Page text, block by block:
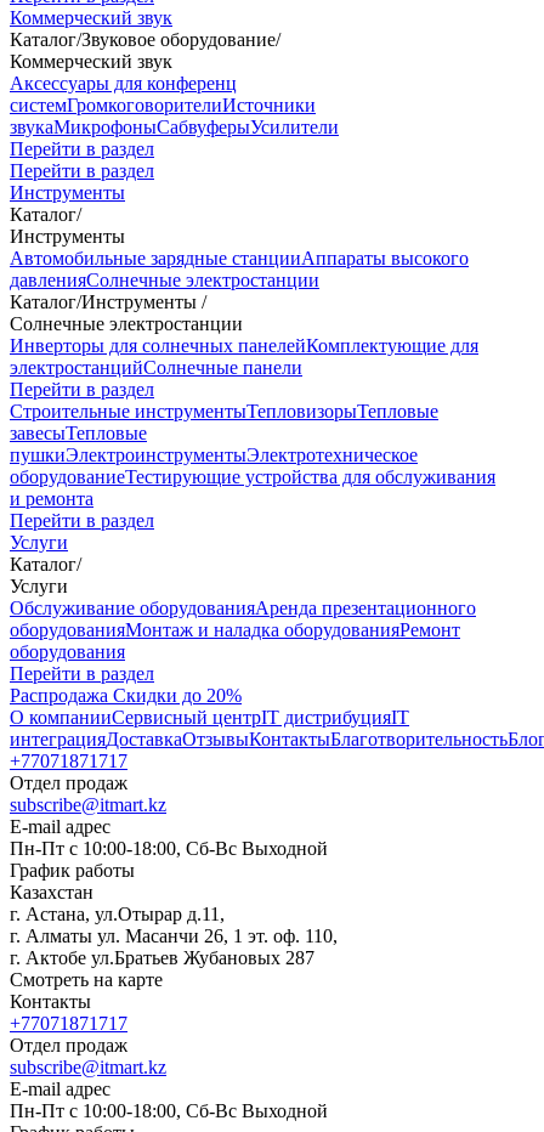
Коммерческий звук
Каталог/Звуковое оборудование/
Коммерческий звук
Аксессуары для конференц
системГромкоговорителиИсточники
звукаМикрофоныСабвуферыУсилители
Перейти в раздел
Перейти в раздел
Инструменты
Каталог/
Инструменты
Автомобильные зарядные станцииАппараты высокого
давленияСолнечные электростанции
Каталог/Инструменты /
Солнечные электростанции
Инверторы для солнечных панелейКомплектующие для
электростанцийСолнечные панели
Перейти в раздел
Строительные инструментыТепловизорыТепловые
завесыТепловые
пушкиЭлектроинструментыЭлектротехническое
оборудованиеТестирующие устройства для обслуживания
и ремонта
Перейти в раздел
Услуги
Каталог/
Услуги
Oбслуживание оборудованияАренда презентационного
оборудованияМонтаж и наладка оборудованияРемонт
оборудования
Перейти в раздел
Распродажа Скидки до 20%
О компанииСервисный центрIT дистрибуцияIT
интеграцияДоставкаОтзывыКонтактыБлаготворительность
+77071871717
Отдел продаж
subscribe@itmart.kz
E-mail адрес
Пн-Пт с 10:00-18:00, Сб-Вс Выходной
График работы
Казахстан
г. Астана, ул.Отырар д.11,
г. Алматы ул. Масанчи 26, 1 эт. оф. 110,
г. Актобе ул.Братьев Жубановых 287
Смотреть на карте
Контакты
+77071871717
Отдел продаж
subscribe@itmart.kz
E-mail адрес
Пн-Пт с 10:00-18:00, Сб-Вс Выходной